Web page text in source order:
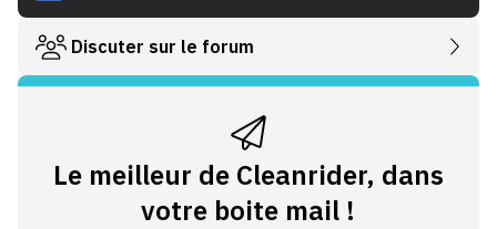
Discuter sur le forum
Le meilleur de Cleanrider, dans
votre boite mail !